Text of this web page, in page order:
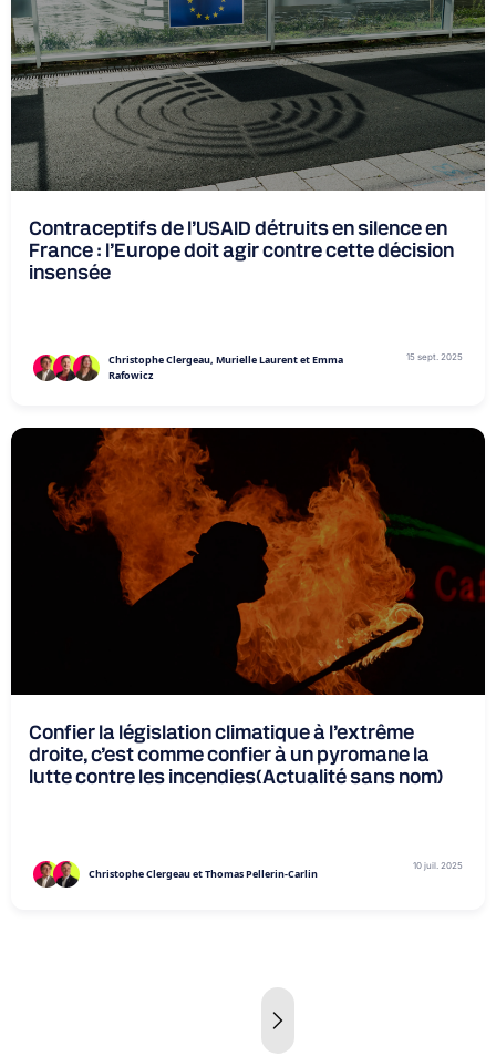
Contraceptifs de l’USAID détruits en silence en
France : l’Europe doit agir contre cette décision
insensée
Christophe Clergeau, Murielle Laurent et Emma
Rafowicz
15 sept. 2025
Confier la législation climatique à l’extrême
droite, c’est comme confier à un pyromane la
lutte contre les incendies(Actualité sans nom)
Christophe Clergeau et Thomas Pellerin-Carlin
10 juil. 2025